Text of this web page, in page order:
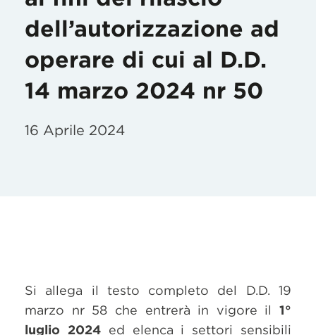
dell’autorizzazione ad
operare di cui al D.D.
14 marzo 2024 nr 50
16 Aprile 2024
Si allega il testo completo del D.D. 19
marzo nr 58 che entrerà in vigore il 1°
luglio 2024ed elenca i settori sensibili